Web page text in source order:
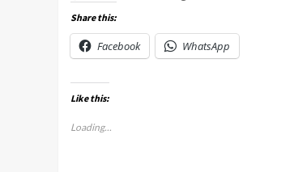
Share this:
Facebook WhatsApp
Like this:
Loading...